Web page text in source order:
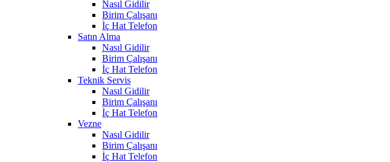
Nasıl Gidilir
Birim Çalışanı
İç Hat Telefon
Satın Alma
Nasıl Gidilir
Birim Çalışanı
İç Hat Telefon
Teknik Servis
Nasıl Gidilir
Birim Çalışanı
İç Hat Telefon
Vezne
Nasıl Gidilir
Birim Çalışanı
İç Hat Telefon